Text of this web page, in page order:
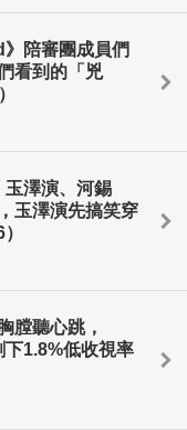
陪審團成員們
看到的「兇
澤演、河錫
玉澤演先搞笑穿
膛聽心跳，
下1.8%低收視率